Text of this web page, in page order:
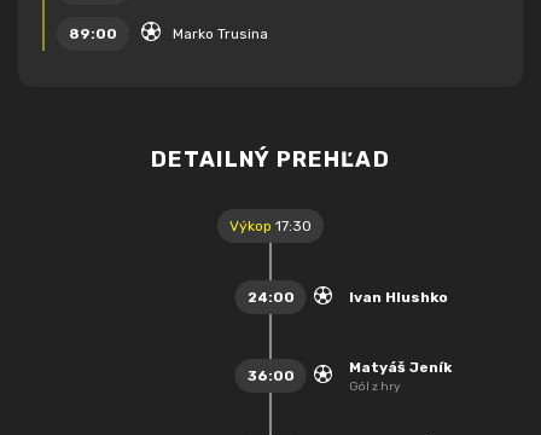
89:00 Marko Trusina
DETAILNÝ PREHĽAD
Výkop 17:30
24:00 Ivan Hlushko
36:00
Matyáš Jeník
Gól z hry